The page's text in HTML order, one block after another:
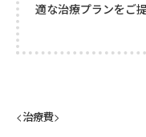
適な治療プランをご
<治療費>